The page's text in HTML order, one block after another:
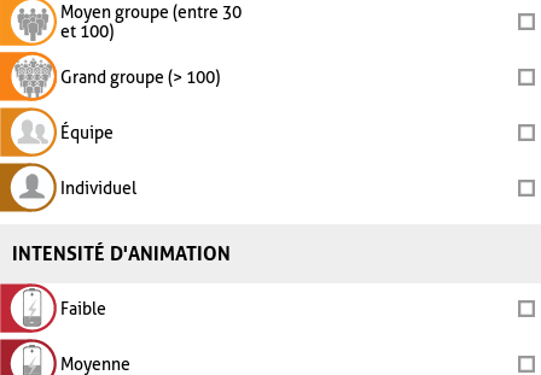
Moyen groupe (entre 30
et 100)
Grand groupe (> 100)
Équipe
Individuel
INTENSITÉ D'ANIMATION
Faible
Moyenne